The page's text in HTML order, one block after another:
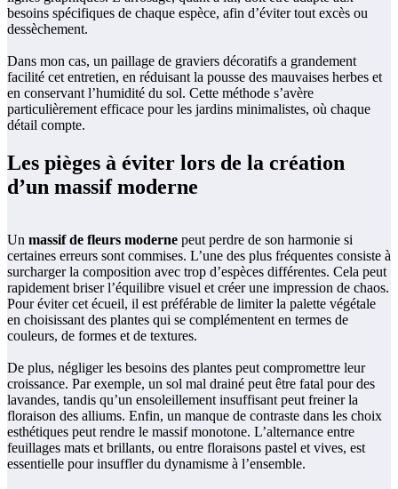
besoins spécifiques de chaque espèce, afin d’éviter tout excès ou
dessèchement.
Dans mon cas, un paillage de graviers décoratifs a grandement
facilité cet entretien, en réduisant la pousse des mauvaises herbes et
en conservant l’humidité du sol. Cette méthode s’avère
particulièrement efficace pour les jardins minimalistes, où chaque
détail compte.
Les pièges à éviter lors de la création
d’un massif moderne
Un massif de fleurs moderne peut perdre de son harmonie si
certaines erreurs sont commises. L’une des plus fréquentes consiste à
surcharger la composition avec trop d’espèces différentes. Cela peut
rapidement briser l’équilibre visuel et créer une impression de chaos.
Pour éviter cet écueil, il est préférable de limiter la palette végétale
en choisissant des plantes qui se complémentent en termes de
couleurs, de formes et de textures.
De plus, négliger les besoins des plantes peut compromettre leur
croissance. Par exemple, un sol mal drainé peut être fatal pour des
lavandes, tandis qu’un ensoleillement insuffisant peut freiner la
floraison des alliums. Enfin, un manque de contraste dans les choix
esthétiques peut rendre le massif monotone. L’alternance entre
feuillages mats et brillants, ou entre floraisons pastel et vives, est
essentielle pour insuffler du dynamisme à l’ensemble.